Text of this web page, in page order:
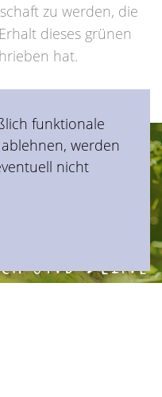
zu werden, die
dieses grünen
hat.
und Deine
funktionale
werden
nicht